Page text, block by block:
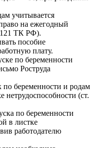
учитывается
на ежегодный
121 ТК РФ).
пособие
плату.
по беременности
Роструда
беременности и родам
нетрудоспособности (ст.
по беременности
в листке
работодателю